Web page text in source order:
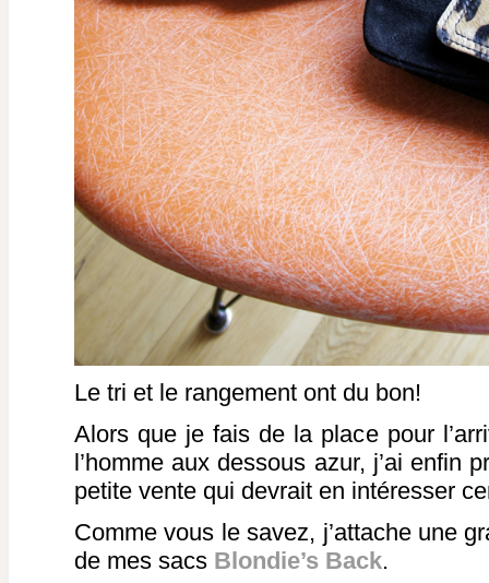
Le tri et le rangement ont du bon!
Alors que je fais de la place pour
l’homme aux dessous azur, j’ai enfin
petite vente qui devrait en intéresser
Comme vous le savez, j’attache une
de mes sacs Blondie’s Back.